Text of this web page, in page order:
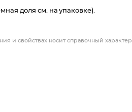
доля см. на упаковке).
и свойствах носит справочный характер.